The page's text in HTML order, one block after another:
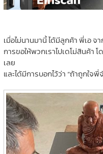
เมื่อไม่นานมานี้ ได้มีลูกค้า พี่เอ จ
การขอให้พวกเราไปเดโม่สินค้า
เลย
และได้มีการบอกไว้ว่า “ถ้าถูกใจ